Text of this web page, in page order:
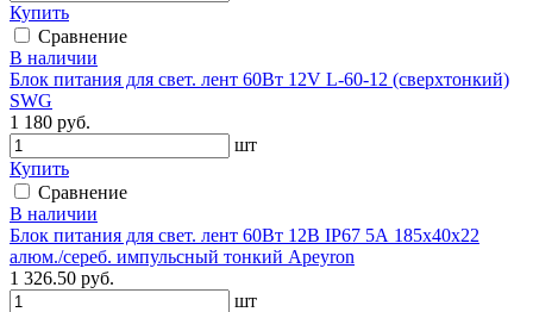
Купить
Сравнение
В наличии
Блок питания для свет. лент 60Вт 12V L-60-12 (сверхтонкий)
SWG
1 180 руб.
шт
Купить
Сравнение
В наличии
Блок питания для свет. лент 60Вт 12В IP67 5А 185х40х22
алюм./сереб. импульсный тонкий Apeyron
1 326.50 руб.
шт